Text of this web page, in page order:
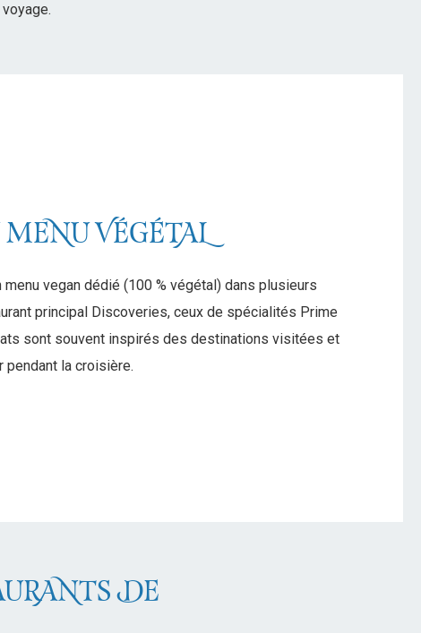
VÉGÉTAL
menu vegan dédié (100 % végétal) dans plusieurs
principal Discoveries, ceux de spécialités Prime
sont souvent inspirés des destinations visitées et
pendant la croisière.
DE